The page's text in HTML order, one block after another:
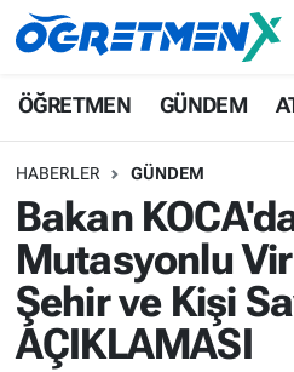
ÖĞRETMEN GÜNDEM
HABERLER GÜNDEM
Bakan
Mutasyonlu
Şehir ve Kişi
AÇIKLAMASI
ÖĞRETMEN
ATAMA - TAYİN
SINAVLAR
HAYATIN İÇİNDEN
İstanbul Nöbetçi
İstanbul Namaz
İstanbul Trafik
Süper Lig Puan Durumu